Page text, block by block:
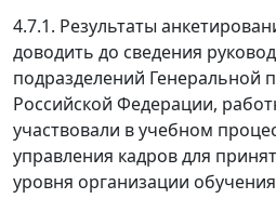
4.7.1. Результаты
доводить до сведения
подразделений Генеральной
Российской Федерации,
участвовали в учебном
управления кадров для
уровня организации